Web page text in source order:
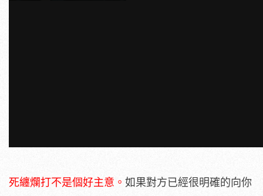
死纏爛打不是個好主意。 如果對方已經很明確的向你